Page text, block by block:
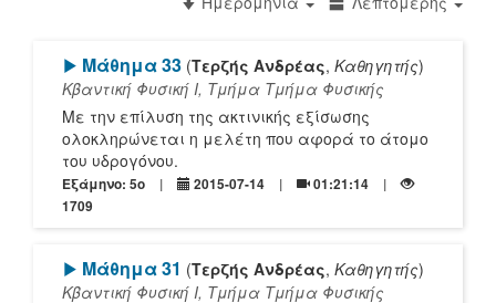
[Play]
Μάθημα 33 (Τερζής Ανδρέας, Καθηγητής)
Κβαντική Φυσική Ι, Τμήμα Τμήμα Φυσικής
Με την επίλυση της ακτινικής εξίσωσης
ολοκληρώνεται η μελέτη που αφορά το άτομο
του υδρογόνου.
Εξάμηνο: 5o 2015-07-14
01:21:14
1709
[Play]
Μάθημα 31 (Τερζής Ανδρέας, Καθηγητής)
Κβαντική Φυσική Ι, Τμήμα Τμήμα Φυσικής